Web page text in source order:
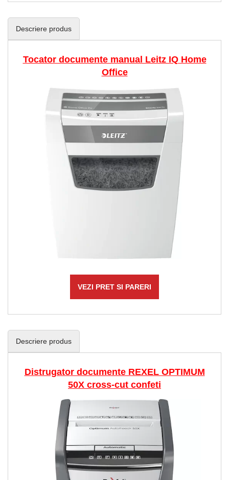
Descriere produs
Tocator documente manual Leitz IQ Home
Office
VEZI PRET SI PARERI
Descriere produs
Distrugator documente REXEL OPTIMUM
50X cross-cut confeti